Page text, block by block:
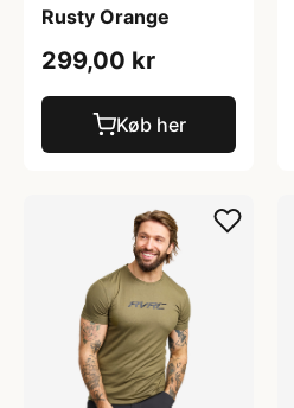
Rusty Orange
299,00 kr
Køb her